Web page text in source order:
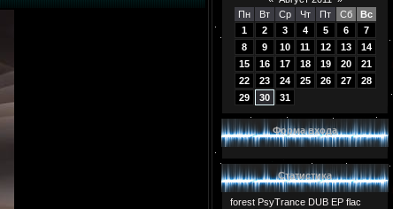
Пн
Вт Ср Чт Пт Сб
Вс
1
2 3 4 5 6
7
8
9 10 11 12 13
14
15
16 17 18 19 20
21
22
23 24 25 26 27
28
29
30 31
Форма входа
Статистика
forest PsyTrance DUB EP flac